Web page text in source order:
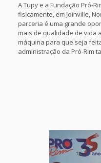
A Tupy e a Fundação Pró-
fisicamente, em Joinville,
parceria é uma grande
mais de qualidade de vida
máquina para que seja
administração da Pró-Rim